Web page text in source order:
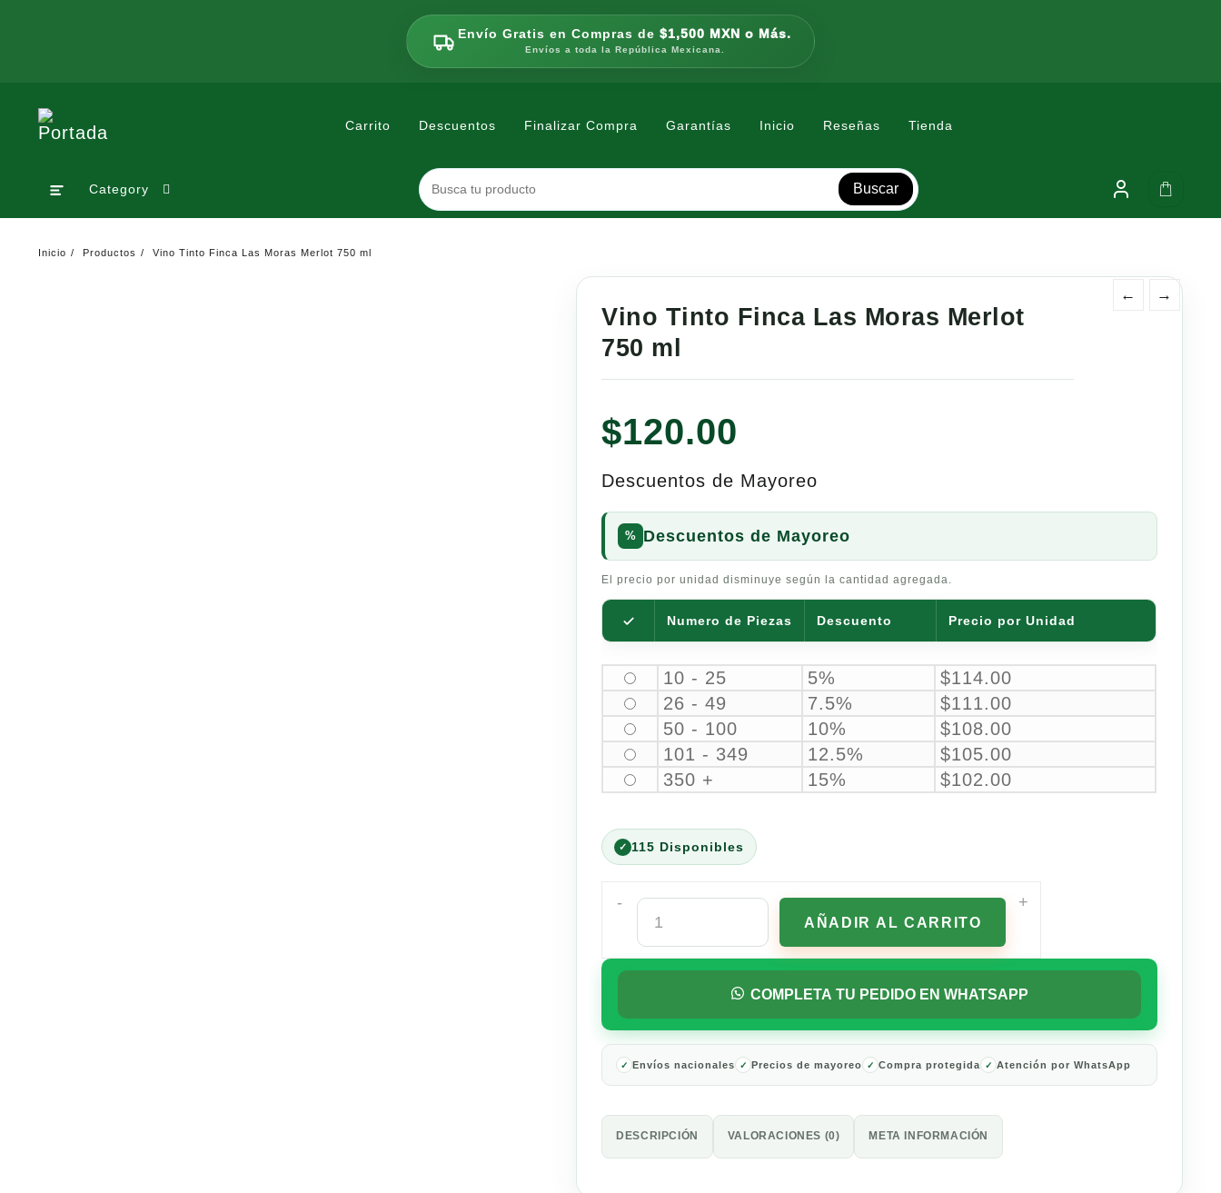
Envío Gratis en Compras de $1,500 MXN o Más.
Envíos a toda la República Mexicana.
Carrito Descuentos Finalizar Compra Garantías Inicio Reseñas Tienda
Category Buscar
Inicio Productos Vino Tinto Finca Las Moras Merlot 750 ml
← →
Vino Tinto Finca Las Moras Merlot
750 ml
$120.00
Descuentos de Mayoreo
Descuentos de Mayoreo
El precio por unidad disminuye según la cantidad agregada.
Numero de Piezas Descuento Precio por Unidad
10 - 25 5% $114.00
26 - 49
7.5% $111.00
50 - 100
10% $108.00
101 - 349
12.5% $105.00
350 +
15% $102.00
115 Disponibles
-
Vino
Tinto
Finca
Las
750
ml
cantidad
AÑADIR AL CARRITO
+
COMPLETA TU PEDIDO EN WHATSAPP
Envíos nacionales Precios de mayoreo Compra protegida Atención por WhatsApp
DESCRIPCIÓN VALORACIONES (0) META INFORMACIÓN